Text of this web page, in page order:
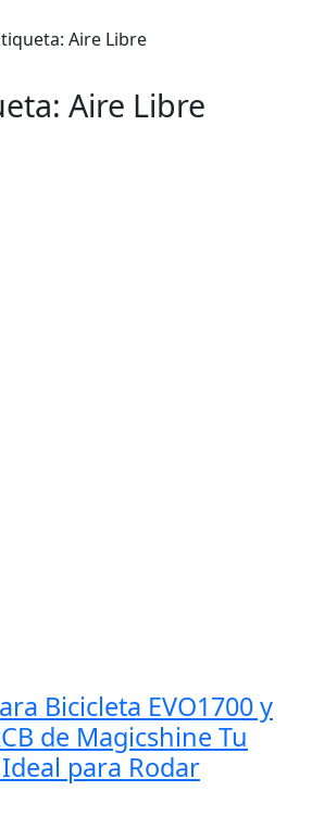
Aire Libre
Aire Libre
Bicicleta EVO1700 y
de Magicshine Tu
para Rodar